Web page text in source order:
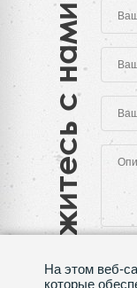
Свяжитесь с нами
На этом веб-
которые